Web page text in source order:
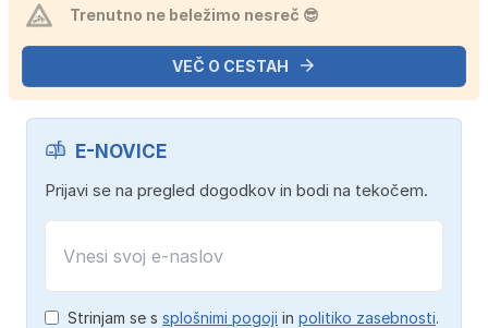
Trenutno ne beležimo nesreč 😎
VEČ O CESTAH
E-NOVICE
Prijavi se na pregled dogodkov in bodi na tekočem.
Strinjam se s splošnimi pogoji in politiko zasebnosti.